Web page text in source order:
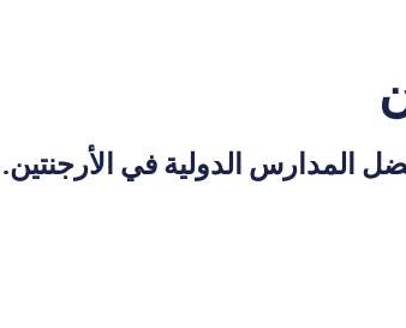
المدارس الدولية في الأرجنتين.